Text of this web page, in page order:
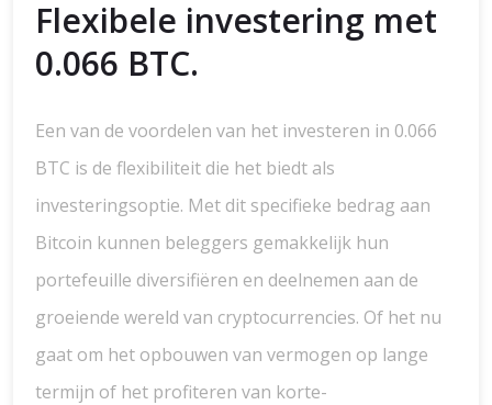
Flexibele investering met
0.066 BTC.
Een van de voordelen van het investeren in 0.066
BTC is de flexibiliteit die het biedt als
investeringsoptie. Met dit specifieke bedrag aan
Bitcoin kunnen beleggers gemakkelijk hun
portefeuille diversifiëren en deelnemen aan de
groeiende wereld van cryptocurrencies. Of het nu
gaat om het opbouwen van vermogen op lange
termijn of het profiteren van korte-